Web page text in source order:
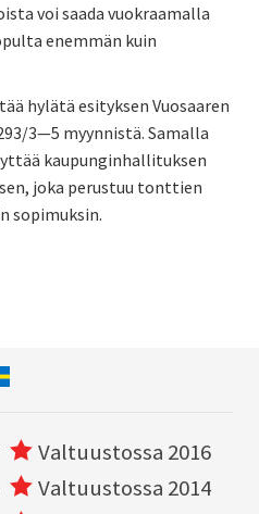
voi saada vuokraamalla
enemmän kuin
hylätä esityksen Vuosaaren
3—5 myynnistä. Samalla
kaupunginhallituksen
joka perustuu tonttien
sopimuksin.
Valtuustossa 2016
Valtuustossa 2014